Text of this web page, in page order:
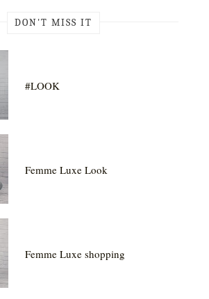
DON'T MISS IT
#LOOK
Femme Luxe Look
Femme Luxe shopping